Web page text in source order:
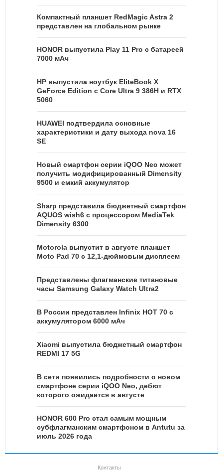
Компактный планшет RedMagic Astra 2
представлен на глобальном рынке
HONOR выпустила Play 11 Pro с батареей
7000 мАч
HP выпустила ноутбук EliteBook X
GeForce Edition с Core Ultra 9 386H и RTX
5060
HUAWEI подтвердила основные
характеристики и дату выхода nova 16
SE
Новый смартфон серии iQOO Neo может
получить модифицированный Dimensity
9500 и емкий аккумулятор
Sharp представила бюджетный смартфон
AQUOS wish6 с процессором MediaTek
Dimensity 6300
Motorola выпустит в августе планшет
Moto Pad 70 с 12,1-дюймовым дисплеем
Представлены флагманские титановые
часы Samsung Galaxy Watch Ultra2
В России представлен Infinix HOT 70 с
аккумулятором 6000 мАч
Xiaomi выпустила бюджетный смартфон
REDMI 17 5G
В сети появились подробности о новом
смартфоне серии iQOO Neo, дебют
которого ожидается в августе
HONOR 600 Pro стал самым мощным
субфлагманским смартфоном в Antutu за
июль 2026 года
Контакты